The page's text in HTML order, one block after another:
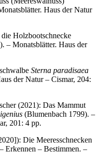
Haus der Natur
Holzbootschnecke
– Monatsblätter. Haus der
Sterna paradisaea
der Natur – Cismar, 204:
(2021): Das Mammut
(Blumenbach 1799). –
201: 4 pp.
Die Meeresschnecken
Erkennen – Bestimmen. –